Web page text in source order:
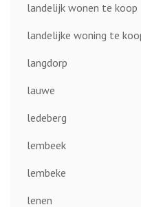
landelijk wonen te koop
landelijke woning te
langdorp
lauwe
ledeberg
lembeek
lembeke
lenen